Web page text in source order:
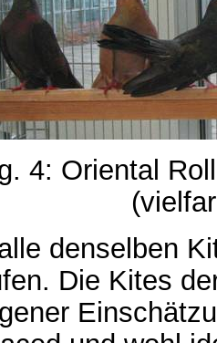
4: Oriental
denselben
Die Kites